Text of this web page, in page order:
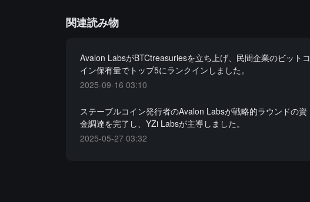
関連読み物
Avalon LabsがBTCtreasuriesを立ち上げ、民間企業のビットコ
イン保有量でトップ5にランクインしました。
2025-09-16 03:10
ステーブルコイン発行者のAvalon Labsが戦略的ラウンドの資
金調達を完了し、YZi Labsが主導しました。
2025-05-27 03:32